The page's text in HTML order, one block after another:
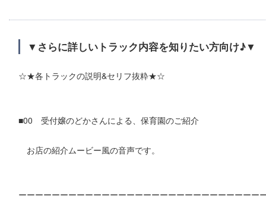
▼さらに詳しいトラック内容を知りたい方向け♪▼
☆★各トラックの説明&セリフ抜粋★☆
■00 受付嬢のどかさんによる、保育園のご紹介
お店の紹介ムービー風の音声です。
ーーーーーーーーーーーーーーーーーーーーーーーーーーーー